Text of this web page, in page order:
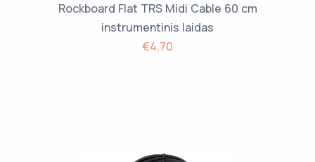
Rockboard Flat TRS Midi Cable 60 cm
instrumentinis laidas
€4.70